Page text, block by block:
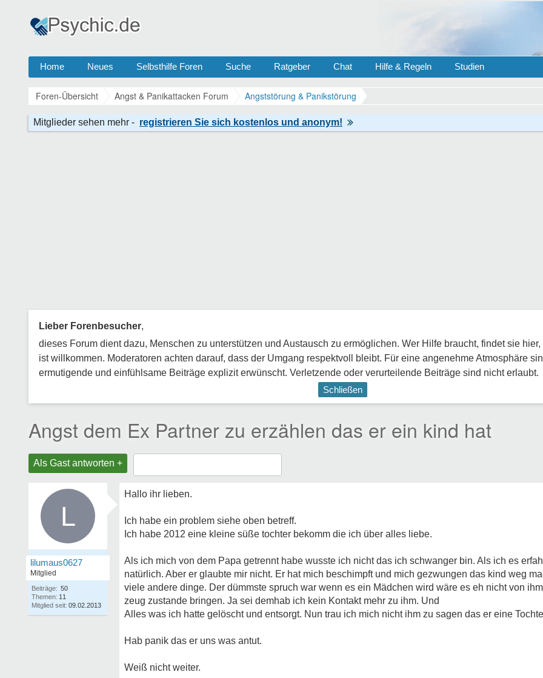
Home Neues Selbsthilfe Foren Suche Ratgeber Chat Hilfe & Regeln Studien
Foren-Übersicht Angst & Panikattacken Forum Angststörung & Panikstörung
Lieber Forenbesucher,
dieses Forum dient dazu, Menschen zu unterstützen und Austausch zu ermöglichen. Wer Hilfe braucht, findet sie
ist willkommen. Moderatoren achten darauf, dass der Umgang respektvoll bleibt. Für eine angenehme Atmosphäre
ermutigende und einfühlsame Beiträge explizit erwünscht. Verletzende oder verurteilende Beiträge sind nicht erlaubt.
Schließen
Angst dem Ex Partner zu erzählen das er ein kind hat
Als Gast antworten +
L
lilumaus0627
Mitglied
Beiträge: 50
Themen: 11
Mitglied seit: 09.02.2013
Hallo ihr lieben.
Ich habe ein problem siehe oben betreff.
Ich habe 2012 eine kleine süße tochter bekomm die ich über alles liebe.
Als ich mich von dem Papa getrennt habe wusste ich nicht das ich schwanger bin. Als ich es
natürlich. Aber er glaubte mir nicht. Er hat mich beschimpft und mich gezwungen das kind weg
viele andere dinge. Der dümmste spruch war wenn es ein Mädchen wird wäre es eh nicht von
zeug zustande bringen. Ja sei demhab ich kein Kontakt mehr zu ihm. Und
Alles was ich hatte gelöscht und entsorgt. Nun trau ich mich nicht ihm zu sagen das er eine
Hab panik das er uns was antut.
Weiß nicht weiter.